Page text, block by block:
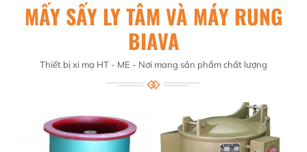
MẤY SẤY LY TÂM VÀ MÁY RUNG
BIAVA
Thiết bị xi mạ HT - ME - Nơi mang sản phẩm chất lượng